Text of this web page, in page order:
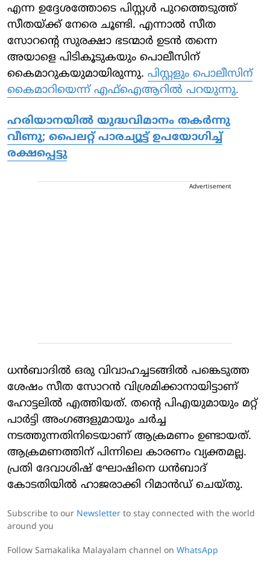
എന്ന ഉദ്ദേശത്തോടെ പിസ്റ്റള്‍ പുറത്തെടുത്ത്
സീതയ്ക്ക് നേരെ ചൂണ്ടി. എന്നാല്‍ സീത
സോറന്റെ സുരക്ഷാ ഭടന്മാര്‍ ഉടന്‍ തന്നെ
അയാളെ പിടികൂടുകയും പൊലീസിന്
കൈമാറുകയുമായിരുന്നു. പിസ്റ്റളും പൊലീസിന്
കൈമാറിയെന്ന് എഫ്‌ഐആറില്‍ പറയുന്നു.
ഹരിയാനയില്‍ യുദ്ധവിമാനം തകര്‍ന്നു
വീണു; പൈലറ്റ് പാരച്യൂട്ട് ഉപയോഗിച്ച്
രക്ഷപ്പെട്ടു
Advertisement
ധന്‍ബാദില്‍ ഒരു വിവാഹച്ചടങ്ങില്‍ പങ്കെടുത്ത
ശേഷം സീത സോറന്‍ വിശ്രമിക്കാനായിട്ടാണ്
ഹോട്ടലില്‍ എത്തിയത്. തന്റെ പിഎയുമായും മറ്റ്
പാര്‍ട്ടി അംഗങ്ങളുമായും ചര്‍ച്ച
നടത്തുന്നതിനിടെയാണ് ആക്രമണം ഉണ്ടായത്.
ആക്രമണത്തിന് പിന്നിലെ കാരണം വ്യക്തമല്ല.
പ്രതി ദേവാശിഷ് ഘോഷിനെ ധന്‍ബാദ്
കോടതിയില്‍ ഹാജരാക്കി റിമാന്‍ഡ് ചെയ്തു.
Subscribe to our Newsletter to stay connected with the world
around you
Follow Samakalika Malayalam channel on WhatsApp